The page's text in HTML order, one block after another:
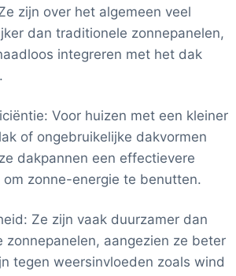
zijn over het algemeen veel
dan traditionele zonnepanelen,
integreren met het dak
Voor huizen met een kleiner
of ongebruikelijke dakvormen
dakpannen een effectievere
om zonne-energie te benutten.
Ze zijn vaak duurzamer dan
zonnepanelen, aangezien ze beter
tegen weersinvloeden zoals wind